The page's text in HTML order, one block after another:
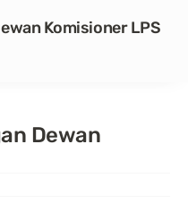
Dewan
Komisioner LPS